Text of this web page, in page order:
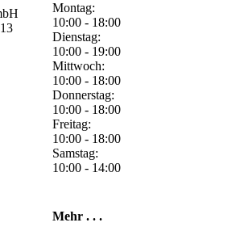
Montag:
10:00 - 18:00
Dienstag:
10:00 - 19:00
Mittwoch:
10:00 - 18:00
Donnerstag:
10:00 - 18:00
Freitag:
10:00 - 18:00
Samstag:
10:00 - 14:00
Mehr . . .